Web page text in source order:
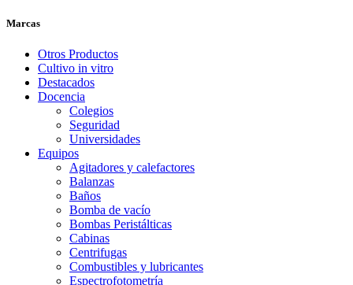
Marcas
Otros Productos
Cultivo in vitro
Destacados
Docencia
Colegios
Seguridad
Universidades
Equipos
Agitadores y calefactores
Balanzas
Baños
Bomba de vacío
Bombas Peristálticas
Cabinas
Centrifugas
Combustibles y lubricantes
Espectrofotometría